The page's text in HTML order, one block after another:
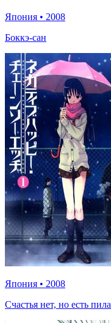
Япония • 2008
Боккэ-сан
Япония • 2008
Счастья нет, но есть пила